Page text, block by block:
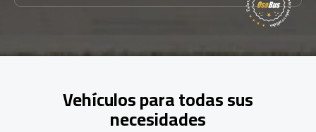
Vehículos para todas sus
necesidades